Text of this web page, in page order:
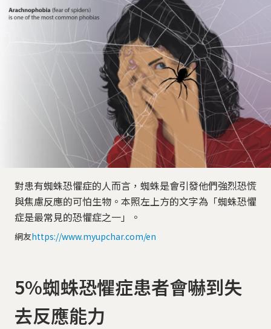
對患有蜘蛛恐懼症的人而言，蜘蛛是會引發他們強烈恐慌
與焦慮反應的可怕生物。本照左上方的文字為「蜘蛛恐懼
症是最常見的恐懼症之一」。
網友https://www.myupchar.com/en
5%蜘蛛恐懼症患者會嚇到失
去反應能力